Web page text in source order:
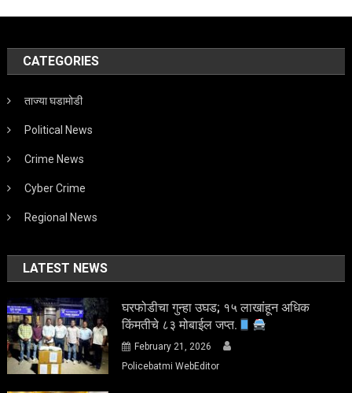
CATEGORIES
ताज्या घडामोडी
Political News
Crime News
Cyber Crime
Regional News
LATEST NEWS
घरफोडीचा गुन्हा उघड; १५ लाखांहून अधिक
किंमतीचे ८३ मोबाईल जप्त.
February 21, 2026
Policebatmi WebEditor